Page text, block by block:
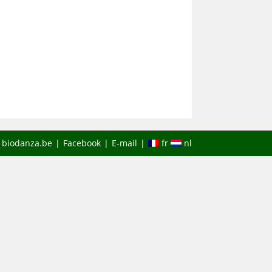
Facebook E-mail fr nl